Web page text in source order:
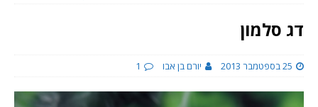
דג סלמון
25 בספטמבר 2013 יורם בן אבו 1